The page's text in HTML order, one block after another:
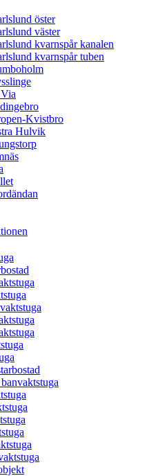
öster
väster
kvarnspår kanalen
kvarnspår tuben
Kvistbro
Hulvik